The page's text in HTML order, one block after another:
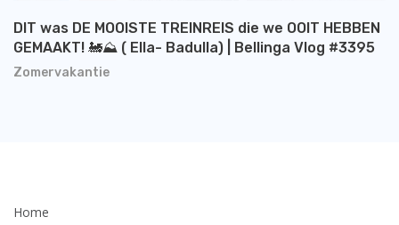
Zomervakantie
DIT was DE MOOISTE TREINREIS die we OOIT HEBBEN
GEMAAKT! 🚂⛰️ ( Ella- Badulla) | Bellinga Vlog #3395
Home